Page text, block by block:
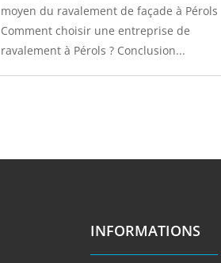
moyen du ravalement de façade à Pérols
Comment choisir une entreprise de
ravalement à Pérols ? Conclusion...
INFORMATIONS